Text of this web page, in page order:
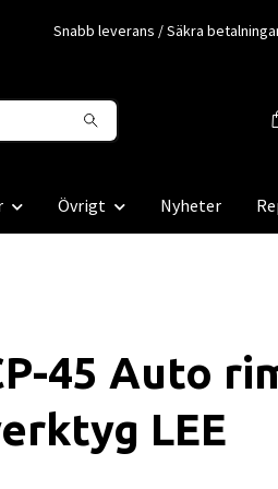
Snabb leverans / Säkra
Övrigt Nyheter
45 Auto
LEE